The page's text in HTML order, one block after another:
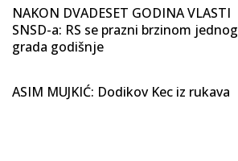
NAKON DVADESET GODINA VLASTI
SNSD-a: RS se prazni brzinom jednog
grada godišnje
ASIM MUJKIĆ: Dodikov Kec iz rukava